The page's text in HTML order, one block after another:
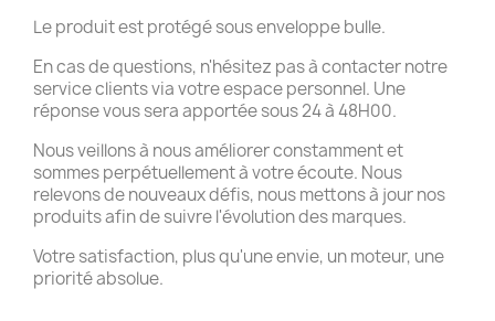
Le produit est protégé sous enveloppe bulle.
En cas de questions, n'hésitez pas à contacter notre
service clients via votre espace personnel. Une
réponse vous sera apportée sous 24 à 48H00.
Nous veillons à nous améliorer constamment et
sommes perpétuellement à votre écoute. Nous
relevons de nouveaux défis, nous mettons à jour nos
produits afin de suivre l'évolution des marques.
Votre satisfaction, plus qu'une envie, un moteur, une
priorité absolue.